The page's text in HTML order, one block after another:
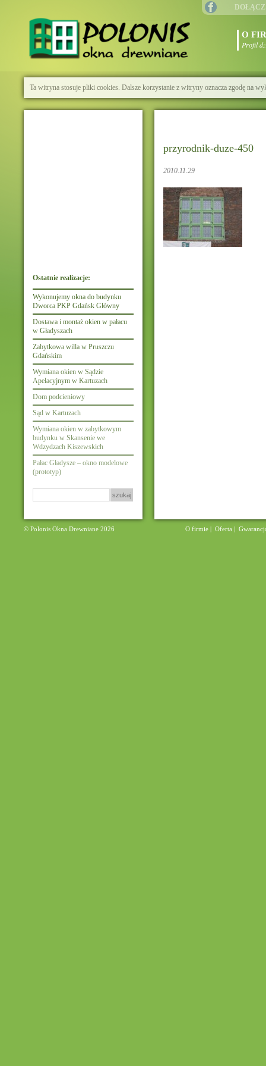
O
Profil
Ta witryna stosuje pliki cookies. Dalsze korzystanie z witryny oznacza zgodę na
Ostatnie realizacje:
Wykonujemy okna do budynku
Dworca PKP Gdańsk Główny
Dostawa i montaż okien w pałacu
w Gładyszach
Zabytkowa willa w Pruszczu
Gdańskim
Wymiana okien w Sądzie
Apelacyjnym w Kartuzach
Dom podcieniowy
Sąd w Kartuzach
Wymiana okien w zabytkowym
budynku w Skansenie we
Wdzydzach Kiszewskich
Pałac Gładysze – okno modelowe
(prototyp)
przyrodnik-duze-450
2010.11.29
© Polonis Okna Drewniane 2026 O firmie | Oferta |